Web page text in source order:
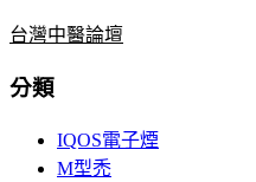
台灣中醫論壇
分類
IQOS電子煙
M型禿